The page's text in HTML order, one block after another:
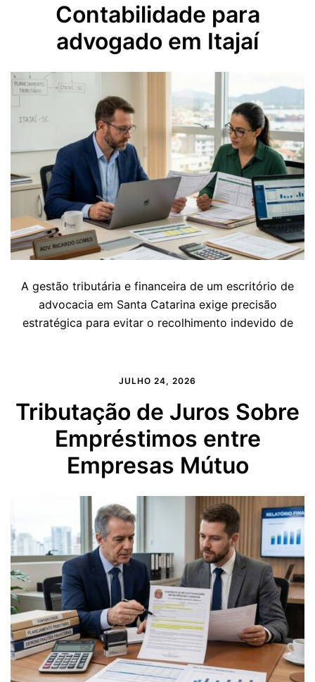
Contabilidade para
advogado em Itajaí
A gestão tributária e financeira de um escritório de
advocacia em Santa Catarina exige precisão
estratégica para evitar o recolhimento indevido de
JULHO 24, 2026
Tributação de Juros Sobre
Empréstimos entre
Empresas Mútuo